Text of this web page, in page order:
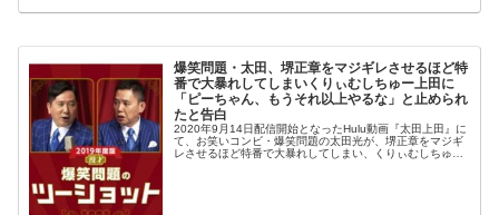
爆笑問題・太田、堺正章をマジギレさせるほど特
番で大暴れしてしまいくりぃむしちゅー上田に
「ピーちゃん、もうそれ以上やるな」と止められ
たと告白
2020年9月14日配信開始となったHulu動画『太田上田』に
て、お笑いコンビ・爆笑問題の太田光が、堺正章をマジギ
レさせるほど特番で大暴れしてしまい、くりぃむしちゅ